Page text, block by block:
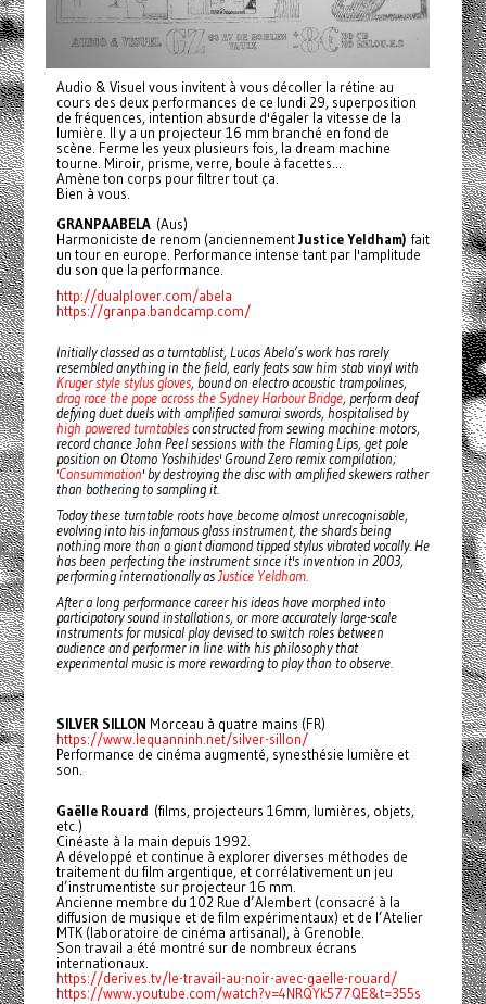
Audio & Visuel vous invitent à vous décoller la rétine au
cours des deux performances de ce lundi 29, superposition
de fréquences, intention absurde d'égaler la vitesse de la
lumière. Il y a un projecteur 16 mm branché en fond de
scène. Ferme les yeux plusieurs fois, la dream machine
tourne. Miroir, prisme, verre, boule à facettes...
Amène ton corps pour filtrer tout ça.
Bien à vous.
GRANPAABELA(Aus)
Harmoniciste de renom (anciennementJustice Yeldham)fait
un tour en europe. Performance intense tant par l'amplitude
du son que la performance.
http://dualplover.com/abela
https://granpa.bandcamp.com/
Initially classed as a turntablist, Lucas Abela’s work has rarely
resembled anything in the field, early feats saw him stab vinyl with
Kruger style stylus gloves, bound on electro acoustic trampolines,
drag race the pope across the Sydney Harbour Bridge, perform deaf
defying duet duels with amplified samurai swords, hospitalised by
high powered turntablesconstructed from sewing machine motors,
record chance John Peel sessions with the Flaming Lips, get pole
position on Otomo Yoshihides' Ground Zero remix compilation;
'Consummation' by destroying the disc with amplified skewers rather
than bothering to sampling it.
Today these turntable roots have become almost unrecognisable,
evolving into his infamous glass instrument, the shards being
nothing more than a giant diamond tipped stylus vibrated vocally. He
has been perfecting the instrument since it's invention in 2003,
performing internationally asJustice Yeldham.
After a long performance career his ideas have morphed into
participatory sound installations, or more accurately large-scale
instruments for musical play devised to switch roles between
audience and performer in line with his philosophy that
experimental music is more rewarding to play than to observe.
SILVER SILLON Morceau à quatre mains (FR)
https://www.lequanninh.net/silver-sillon/
Performance de cinéma augmenté, synesthésie lumière et
son.
Gaëlle Rouard (films, projecteurs 16mm, lumières, objets,
etc.)
Cinéaste à la main depuis 1992.
A développé et continue à explorer diverses méthodes de
traitement du film argentique, et corrélativement un jeu
d’instrumentiste sur projecteur 16 mm.
Ancienne membre du 102 Rue d’Alembert (consacré à la
diffusion de musique et de film expérimentaux) et de l’Atelier
MTK (laboratoire de cinéma artisanal), à Grenoble.
Son travail a été montré sur de nombreux écrans
internationaux.
https://derives.tv/le-travail-au-noir-avec-gaelle-rouard/
https://www.youtube.com/watch?v=4NRQYk577QE&t=355s